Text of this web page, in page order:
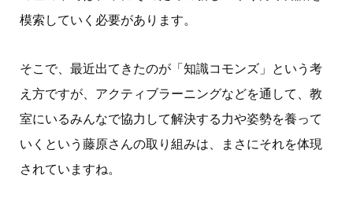
模索していく必要があります。
そこで、最近出てきたのが「知識コモンズ」という考
え方ですが、アクティブラーニングなどを通して、教
室にいるみんなで協力して解決する力や姿勢を養って
いくという藤原さんの取り組みは、まさにそれを体現
されていますね。